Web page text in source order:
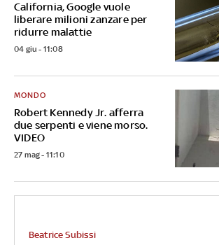
California, Google vuole
liberare milioni zanzare per
ridurre malattie
04 giu - 11:08
Robert Kennedy Jr. afferra
due serpenti e viene morso.
VIDEO
MONDO
27 mag - 11:10
Beatrice Subissi